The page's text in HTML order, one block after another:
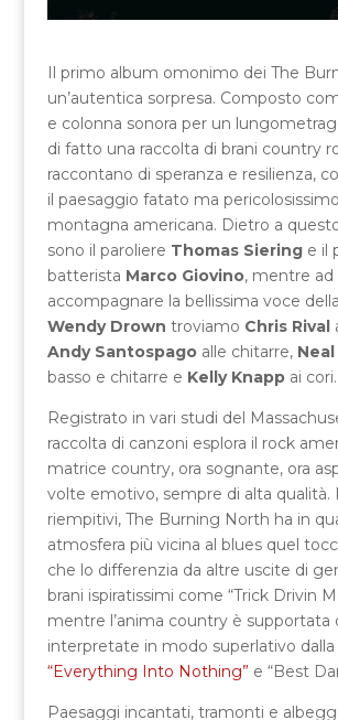
Il primo album omonimo dei The
un’autentica sorpresa. Composto
e colonna sonora per un
di fatto una raccolta di brani country
raccontano di speranza e resilienza,
il paesaggio fatato ma
montagna americana. Dietro a
sono il paroliere Thomas Sieringe il
batterista Marco Giovino, mentre ad
accompagnare la bellissima voce
Wendy Drown troviamo Chris Rival
Andy Santospago alle chitarre,
basso e chitarre e Kelly Knappai cori.
Registrato in vari studi del
raccolta di canzoni esplora il rock
matrice country, ora sognante, ora
volte emotivo, sempre di alta qualità.
riempitivi, The Burning North ha in
atmosfera più vicina al blues quel
che lo differenzia da altre uscite di
brani ispiratissimi come “Trick Drivin
mentre l’anima country è supportata
interpretate in modo superlativo
“Everything Into Nothing” e “Best
Paesaggi incantati, tramonti e